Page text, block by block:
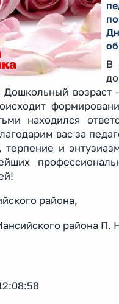
В
Дошкольный
находился
вас за
терпение и
района,